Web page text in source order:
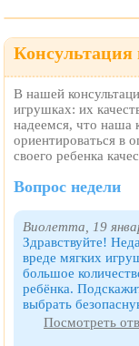
В нашей
игрушках: их
надеемся, что наша
ориентироваться в
своего ребенка
Вопрос недели
Виолетта, 19
Здравствуйте!
вреде мягких
большое
ребёнка.
выбрать
Посмотреть